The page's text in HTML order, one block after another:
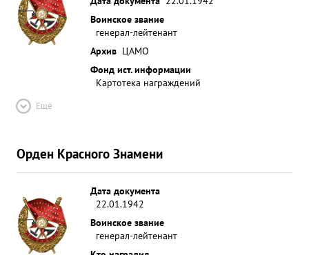
Воинское звание
генерал-лейтенант
Архив ЦАМО
Фонд ист. информации
Картотека награждений
Ещё
Орден Красного Знамени
Дата документа
22.01.1942
Воинское звание
генерал-лейтенант